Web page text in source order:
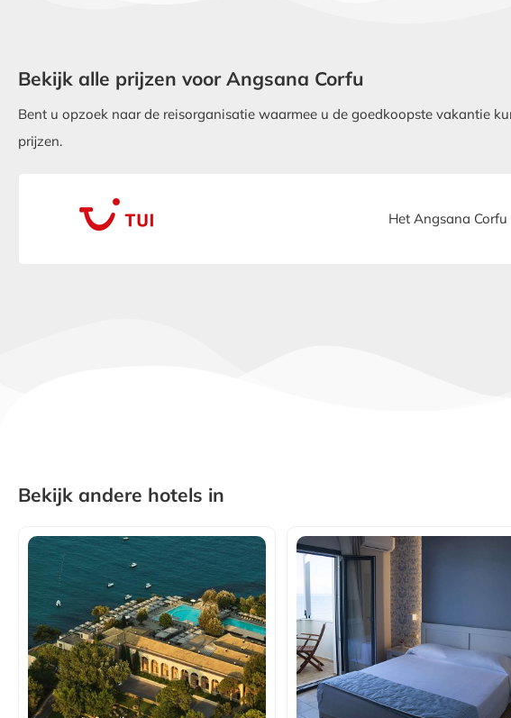
Bekijk alle prijzen voor Angsana Corfu
Bent u opzoek naar de reisorganisatie waarmee u de goedkoopste vakantie
prijzen.
Het Angsana
Bekijk andere hotels in